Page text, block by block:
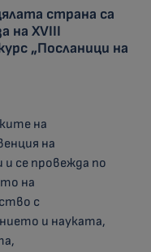
страна са
на XVIII
„Посланици на
на
на
се провежда по
на
с
и науката,